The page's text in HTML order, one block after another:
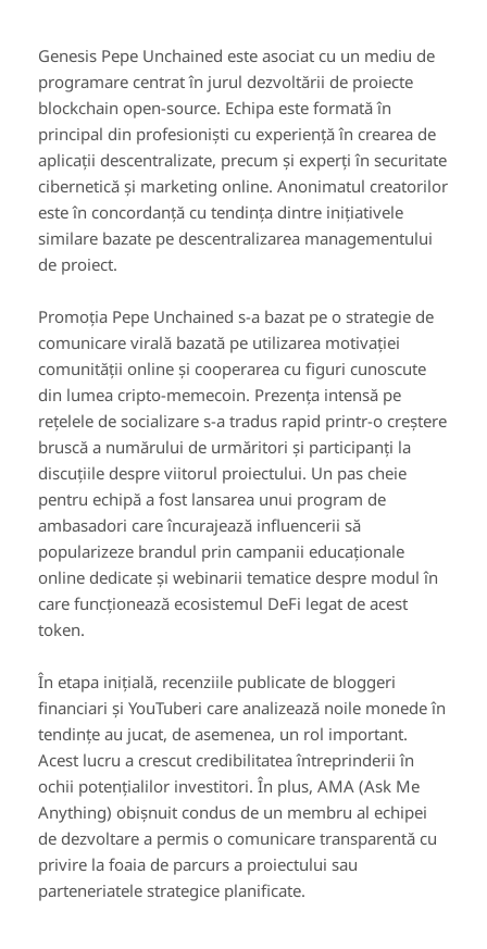
Genesis Pepe Unchained este asociat cu un mediu de
programare centrat în jurul dezvoltării de proiecte
blockchain open-source. Echipa este formată în
principal din profesioniști cu experiență în crearea de
aplicații descentralizate, precum și experți în securitate
cibernetică și marketing online. Anonimatul creatorilor
este în concordanță cu tendința dintre inițiativele
similare bazate pe descentralizarea managementului
de proiect.
Promoția Pepe Unchained s-a bazat pe o strategie de
comunicare virală bazată pe utilizarea motivației
comunității online și cooperarea cu figuri cunoscute
din lumea cripto-memecoin. Prezența intensă pe
rețelele de socializare s-a tradus rapid printr-o creștere
bruscă a numărului de urmăritori și participanți la
discuțiile despre viitorul proiectului. Un pas cheie
pentru echipă a fost lansarea unui program de
ambasadori care încurajează influencerii să
popularizeze brandul prin campanii educaționale
online dedicate și webinarii tematice despre modul în
care funcționează ecosistemul DeFi legat de acest
token.
În etapa inițială, recenziile publicate de bloggeri
financiari și YouTuberi care analizează noile monede în
tendințe au jucat, de asemenea, un rol important.
Acest lucru a crescut credibilitatea întreprinderii în
ochii potențialilor investitori. În plus, AMA (Ask Me
Anything) obișnuit condus de un membru al echipei
de dezvoltare a permis o comunicare transparentă cu
privire la foaia de parcurs a proiectului sau
parteneriatele strategice planificate.